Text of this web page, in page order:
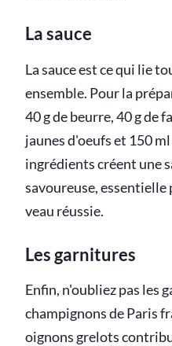
La sauce
La sauce est ce qui lie
ensemble. Pour la
40 g de beurre, 40 g de
jaunes d'oeufs et 150
ingrédients créent une
savoureuse,
veau réussie.
Les garnitures
Enfin, n'oubliez pas les
champignons de Paris
oignons grelots